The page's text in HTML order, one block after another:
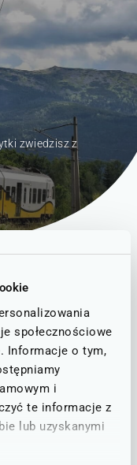
społecznościowe
Informacje o tym,
i
te informacje z
lub uzyskanymi
zwiedzisz z
aktywne
z
w